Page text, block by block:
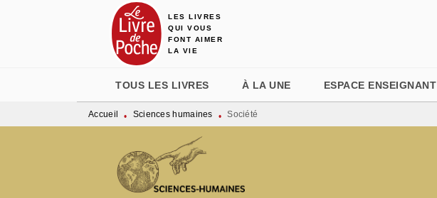
MENU RECHERCHE
LES LIVRES
QUI VOUS
FONT AIMER
LA VIE
TOUS LES LIVRES À LA UNE ESPACE ENSEIGNANT
Accueil • Sciences humaines • Société